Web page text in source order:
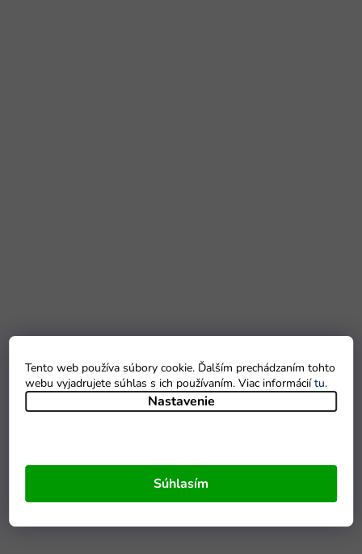
Tento web používa súbory cookie. Ďalším prechádzaním tohto
webu vyjadrujete súhlas s ich používaním. Viac informáciítu.
Nastavenie
Súhlasím